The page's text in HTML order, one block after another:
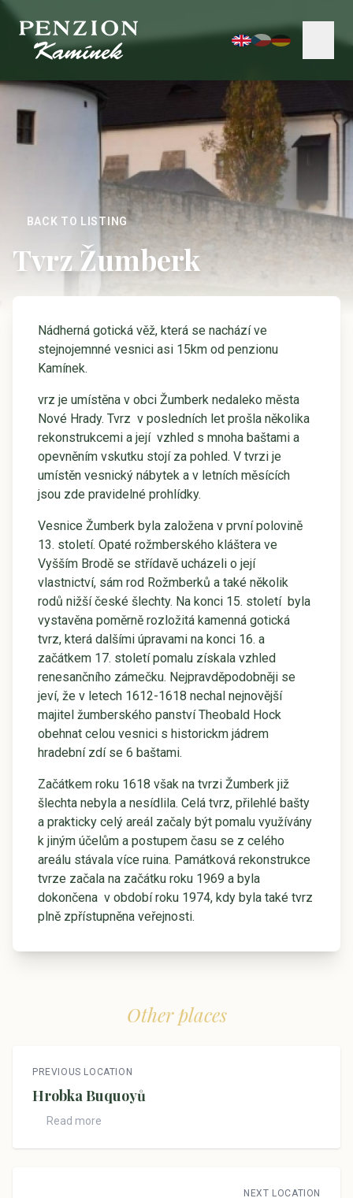
BACK TO LISTING
Tvrz Žumberk
Nádherná gotická věž, která se nachází ve
stejnojemnné vesnici asi 15km od penzionu
Kamínek.
vrz je umístěna v obci Žumberk nedaleko města
Nové Hrady. Tvrz v posledních let prošla několika
rekonstrukcemi a její vzhled s mnoha baštami a
opevněním vskutku stojí za pohled. V tvrzi je
umístěn vesnický nábytek a v letních měsících
jsou zde pravidelné prohlídky.
Vesnice Žumberk byla založena v první polovině
13. století. Opaté rožmberského kláštera ve
Vyšším Brodě se střídavě ucházeli o její
vlastnictví, sám rod Rožmberků a také několik
rodů nižší české šlechty. Na konci 15. století byla
vystavěna poměrně rozložitá kamenná gotická
tvrz, která dalšími úpravami na konci 16. a
začátkem 17. století pomalu získala vzhled
renesančního zámečku. Nejpravděpodobněji se
jeví, že v letech 1612-1618 nechal nejnovější
majitel žumberského panství Theobald Hock
obehnat celou vesnici s historickm jádrem
hradební zdí se 6 baštami.
Začátkem roku 1618 však na tvrzi Žumberk již
šlechta nebyla a nesídlila. Celá tvrz, přilehlé bašty
a prakticky celý areál začaly být pomalu využívány
k jiným účelům a postupem času se z celého
areálu stávala více ruina. Památková rekonstrukce
tvrze začala na začátku roku 1969 a byla
dokončena v období roku 1974, kdy byla také tvrz
plně zpřístupněna veřejnosti.
Other places
PREVIOUS LOCATION
Hrobka Buquoyů
Read more
NEXT LOCATION